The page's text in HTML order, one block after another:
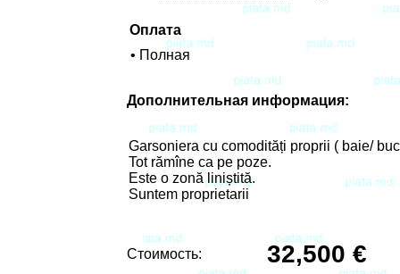
Оплата
• Полная
Дополнительная информация:
Garsoniera cu comodități proprii ( baie/
Tot rămîne ca pe poze.
Este o zonă liniștită.
Suntem proprietarii
Стоимость: 32,500 €